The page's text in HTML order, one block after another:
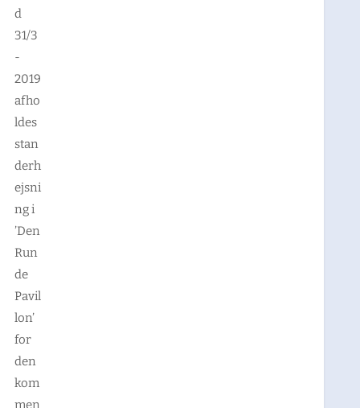
d
31/3
-
2019
afho
ldes
stan
derh
ejsni
ng i
’Den
Run
de
Pavil
lon’
for
den
kom
men